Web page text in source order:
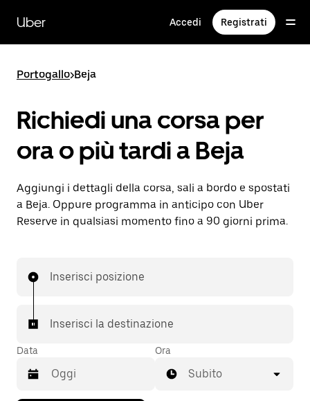
contenuto
principale
Uber Accedi Registrati
Portogallo>Beja
Richiedi una corsa per
ora o più tardi a Beja
Aggiungi i dettagli della corsa, sali a bordo e spostati
a Beja. Oppure programma in anticipo con Uber
Reserve in qualsiasi momento fino a 90 giorni prima.
Inserisci posizione
Inserisci la destinazione
Data Ora
Subito